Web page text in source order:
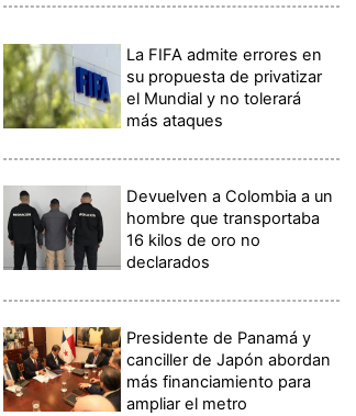
La FIFA admite errores en
su propuesta de privatizar
el Mundial y no tolerará
más ataques
Devuelven a Colombia a un
hombre que transportaba
16 kilos de oro no
declarados
Presidente de Panamá y
canciller de Japón abordan
más financiamiento para
ampliar el metro